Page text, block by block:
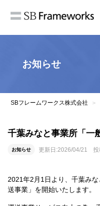
お知らせ
SBフレームワークス株式会社 >
千葉みなと事業所「一
お知らせ 更新日:2026/04/21 投
2021年2月1日より、千葉み
送事業」を開始いたします。